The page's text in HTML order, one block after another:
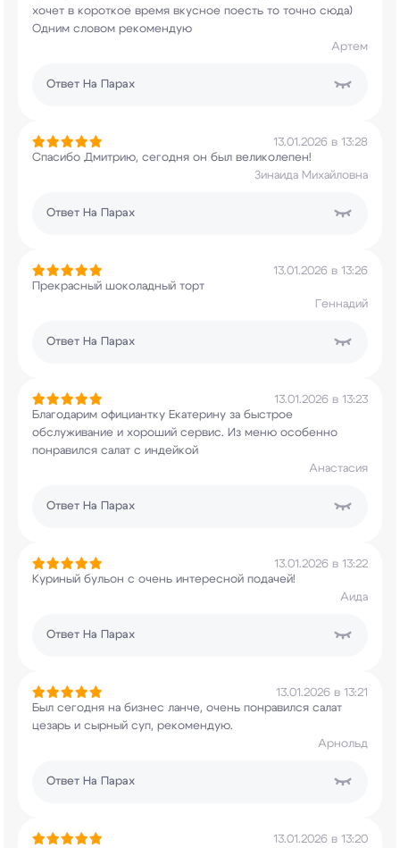
хочет в короткое время вкусное поесть то точно сюда)
Одним словом рекомендую
Артем
Ответ На Парах
13.01.2026 в 13:28
Спасибо Дмитрию, сегодня он был великолепен!
Зинаида Михайловна
Ответ На Парах
13.01.2026 в 13:26
Прекрасный шоколадный торт
Геннадий
Ответ На Парах
13.01.2026 в 13:23
Благодарим официантку Екатерину за быстрое
обслуживание и хороший сервис. Из меню особенно
понравился салат с индейкой
Анастасия
Ответ На Парах
13.01.2026 в 13:22
Куриный бульон с очень интересной подачей!
Аида
Ответ На Парах
13.01.2026 в 13:21
Был сегодня на бизнес ланче, очень понравился салат
цезарь и сырный суп, рекомендую.
Арнольд
Ответ На Парах
13.01.2026 в 13:20